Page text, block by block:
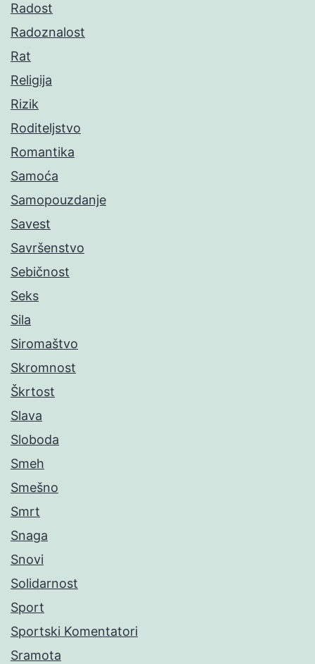
Radost
Radoznalost
Rat
Religija
Rizik
Roditeljstvo
Romantika
Samoća
Samopouzdanje
Savest
Savršenstvo
Sebičnost
Seks
Sila
Siromaštvo
Skromnost
Škrtost
Slava
Sloboda
Smeh
Smešno
Smrt
Snaga
Snovi
Solidarnost
Sport
Sportski Komentatori
Sramota